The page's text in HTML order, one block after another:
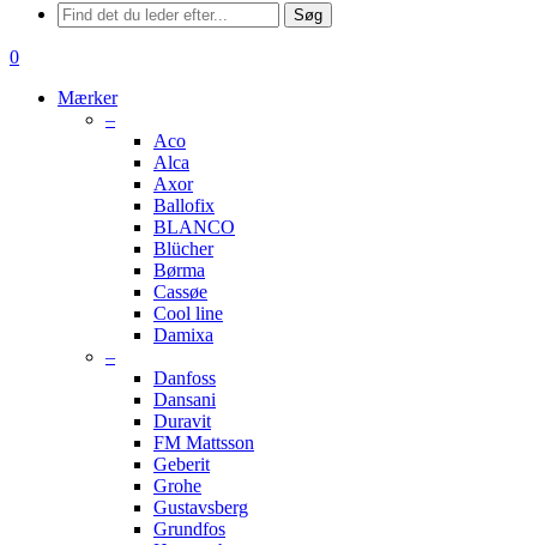
Menu
Søg
søge
0
Mærker
–
Aco
Alca
Axor
Ballofix
BLANCO
Blücher
Børma
Cassøe
Cool line
Damixa
–
Danfoss
Dansani
Duravit
FM Mattsson
Geberit
Grohe
Gustavsberg
Grundfos